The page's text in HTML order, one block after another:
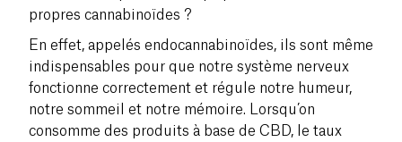
propres cannabinoïdes ?
En effet, appelés endocannabinoïdes, ils sont même
indispensables pour que notre système nerveux
fonctionne correctement et régule notre humeur,
notre sommeil et notre mémoire. Lorsqu’on
consomme des produits à base de CBD, le taux